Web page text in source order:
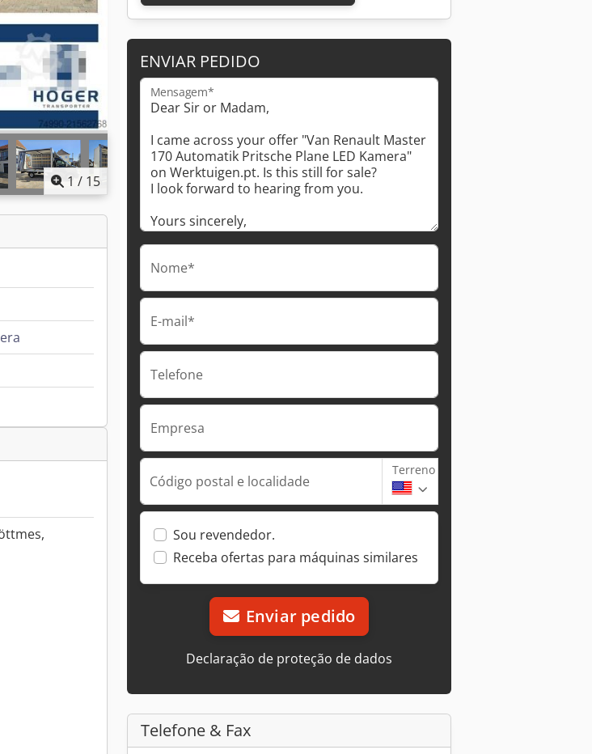
1 / 15
ENVIAR PEDIDO
Mensagem*
Nome*
E-mail*
Telefone
Empresa
Código postal e localidade
Terreno
Sou revendedor.
Receba ofertas para máquinas similares
Enviar pedido
Declaração de proteção de dados
Telefone & Fax